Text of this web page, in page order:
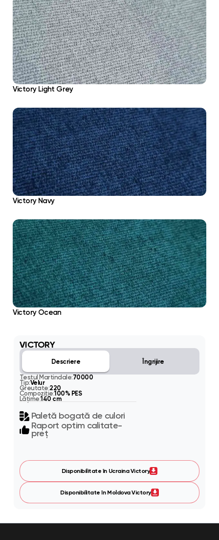
Victory Light Grey
Victory Navy
Victory Ocean
VICTORY
Descriere Îngrijire
Testul Martindale:70000
Tip:Velur
Greutate:220
Compoziție:100% PES
Lățime:140 cm
Paletă bogată de culori
Raport optim calitate-
preț
Disponibilitate în Ucraina Victory
Disponibilitate în Moldova Victory